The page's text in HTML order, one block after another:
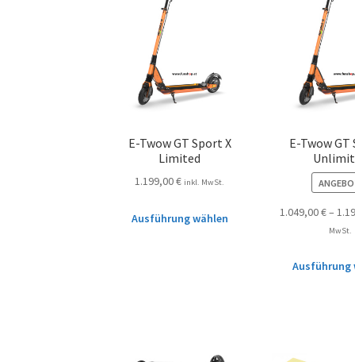
E-Twow GT Sport X
Limited
1.199,00€ inkl. MwSt.
Ausführung wählen
E-Twow GT
1.049,00€–
MwSt.
Ausführung